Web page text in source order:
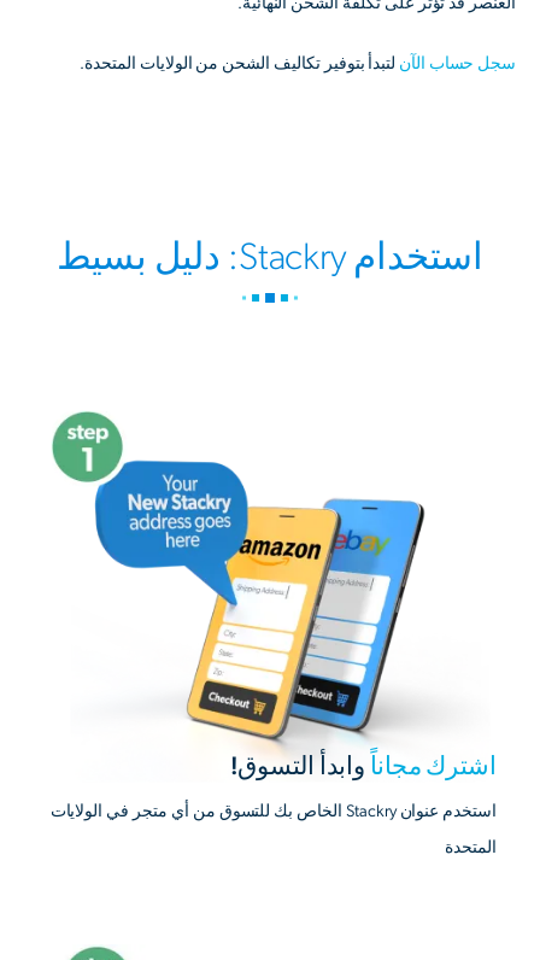
العنصر قد تؤثر على تكلفة الشحن النهائية.
سجل حساب الآن لتبدأ بتوفير تكاليف الشحن من الولايات المتحدة.
استخدام Stackry: دليل بسيط
اشترك مجاناً وابدأ التسوق!
استخدم عنوان Stackry الخاص بك للتسوق من أي متجر في الولايات
المتحدة